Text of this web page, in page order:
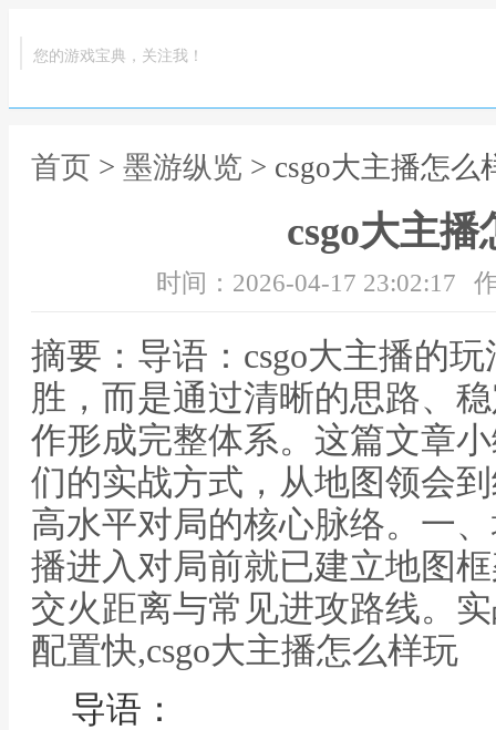
您的游戏宝典，关注我！
首页 > 墨游纵览 > csgo大主播怎么
csgo大主
时间：2026-04-17 23:02:17
摘要：导语：csgo大主播的
胜，而是通过清晰的思路、
作形成完整体系。这篇文章
们的实战方式，从地图领会
高水平对局的核心脉络。一
播进入对局前就已建立地图
交火距离与常见进攻路线。
配置快,csgo大主播怎么样玩
导语：